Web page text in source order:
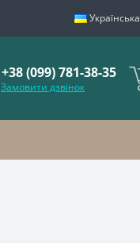
Українська
+38 (099) 781-38-35
Замовити дзвінок